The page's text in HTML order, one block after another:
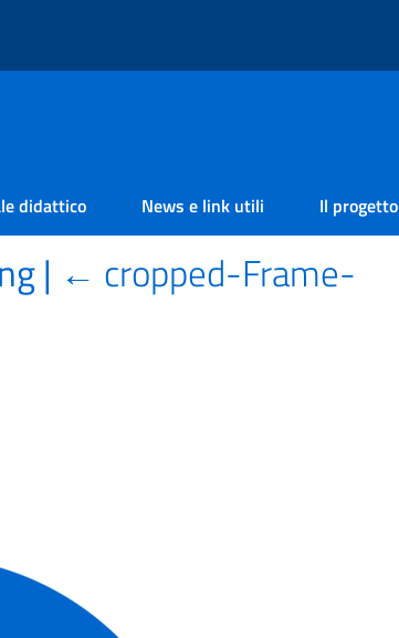
didattico News e link utili Il progetto
| ← cropped-Frame-